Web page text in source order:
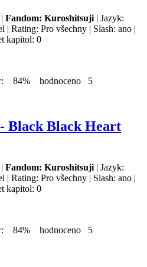
| Fandom: Kuroshitsuji | Jazyk:
| Rating: Pro všechny | Slash: ano |
kapitol: 0
84% hodnoceno 5
Black Black Heart
| Fandom: Kuroshitsuji | Jazyk:
| Rating: Pro všechny | Slash: ano |
kapitol: 0
84% hodnoceno 5